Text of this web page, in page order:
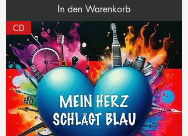
In den Warenkorb
CD